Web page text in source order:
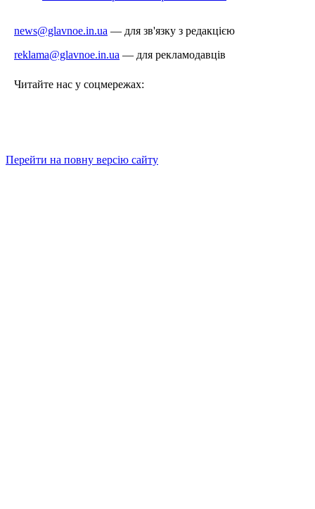
news@glavnoe.in.ua — для зв'язку з редакцією
reklama@glavnoe.in.ua — для рекламодавців
Читайте нас у соцмережах:
Перейти на повну версію сайту